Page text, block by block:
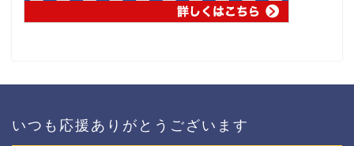
いつも応援ありがとうございます